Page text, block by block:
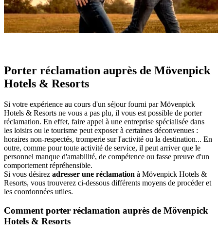
Porter réclamation auprès de Mövenpick
Hotels & Resorts
Si votre expérience au cours d'un séjour fourni par Mövenpick
Hotels & Resorts ne vous a pas plu, il vous est possible de porter
réclamation. En effet, faire appel à une entreprise spécialisée dans
les loisirs ou le tourisme peut exposer à certaines déconvenues :
horaires non-respectés, tromperie sur l'activité ou la destination... En
outre, comme pour toute activité de service, il peut arriver que le
personnel manque d'amabilité, de compétence ou fasse preuve d'un
comportement répréhensible.
Si vous désirez adresser une réclamation à Mövenpick Hotels &
Resorts, vous trouverez ci-dessous différents moyens de procéder et
les coordonnées utiles.
Comment porter réclamation auprès de Mövenpick
Hotels & Resorts